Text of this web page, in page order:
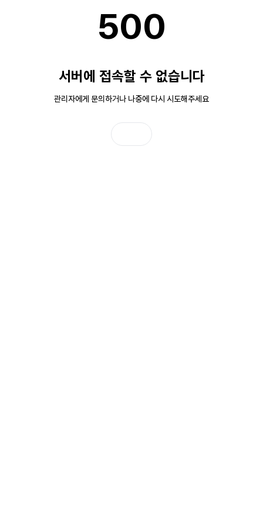
500
서버에 접속할 수 없습니다
관리자에게 문의하거나 나중에 다시 시도해주세요